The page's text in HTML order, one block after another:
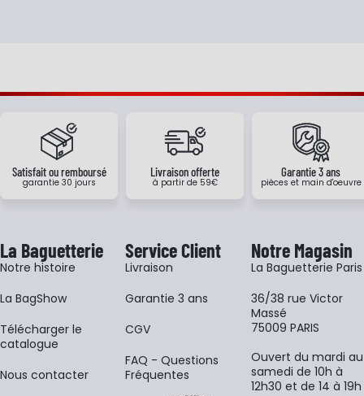
Satisfait ou remboursé
garantie 30 jours
Livraison offerte
à partir de 59€
Garantie 3 ans
pièces et main d'oeuvre
La Baguetterie
Notre histoire
La BagShow
​Télécharger le
catalogue
Nous contacter
Service Client
Livraison
Garantie 3 ans
CGV
FAQ - Questions
Fréquentes
Notre Magasin
La Baguetterie Paris
36/38 rue Victor
Massé
75009 PARIS
Ouvert du mardi au
samedi de 10h à
12h30 et de 14 à 19h